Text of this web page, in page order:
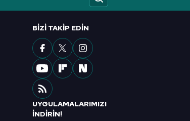
BIZI TAKIP EDIN
UYGULAMALARIMIZI
İNDİRİN!